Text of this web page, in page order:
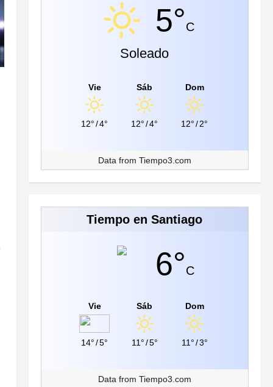
5°C
Soleado
Vie
12° /4°
Sáb
12° /4°
Dom
12° /2°
Data from Tiempo3.com
Tiempo en Santiago
6°C
Vie
14° /5°
Sáb
11°/5°
Dom
11°/3°
Data from Tiempo3.com